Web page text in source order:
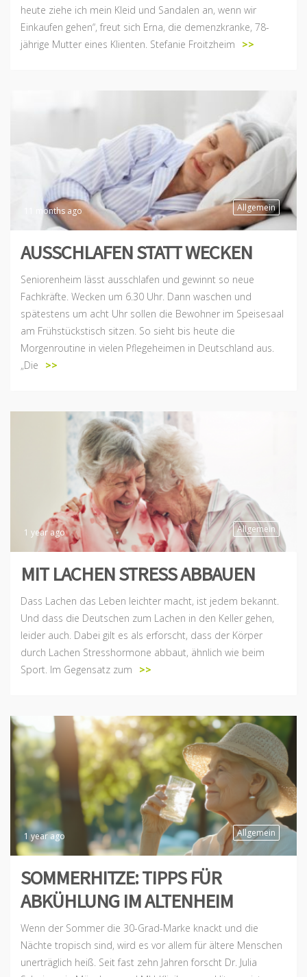
heute ziehe ich mein Kleid und Sandalen an, wenn wir
Einkaufen gehen“, freut sich Erna, die demenzkranke, 78-
jährige Mutter eines Klienten. Stefanie Froitzheim
>>
Allgemein
11 months ago
AUSSCHLAFEN STATT WECKEN
Seniorenheim lässt ausschlafen und gewinnt so neue
Fachkräfte. Wecken um 6.30 Uhr. Dann waschen und
spätestens um acht Uhr sollen die Bewohner im Speisesaal
am Frühstückstisch sitzen. So sieht bis heute die
Morgenroutine in vielen Pflegeheimen in Deutschland aus.
„Die
>>
Allgemein
1 year ago
MIT LACHEN STRESS ABBAUEN
Dass Lachen das Leben leichter macht, ist jedem bekannt.
Und dass die Deutschen zum Lachen in den Keller gehen,
leider auch. Dabei gilt es als erforscht, dass der Körper
durch Lachen Stresshormone abbaut, ähnlich wie beim
Sport. Im Gegensatz zum
>>
Allgemein
1 year ago
SOMMERHITZE: TIPPS FÜR
ABKÜHLUNG IM ALTENHEIM
Wenn der Sommer die 30-Grad-Marke knackt und die
Nächte tropisch sind, wird es vor allem für ältere Menschen
unerträglich heiß. Seit fast zehn Jahren forscht Dr. Julia